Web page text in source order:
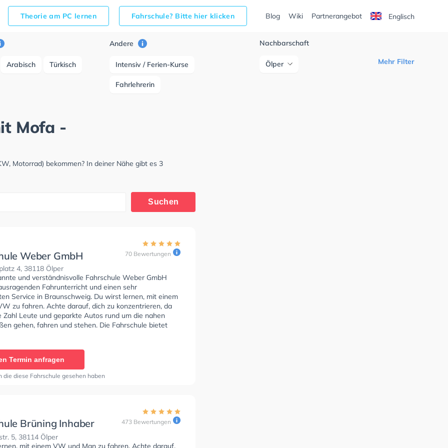
Theorie am PC lernen Fahrschule? Bitte hier klicken Blog Wiki Partnerangebot Englisch
Arabisch Türkisch
Andere
Intensiv / Ferien-Kurse
Fahrlehrerin
Nachbarschaft
Ölper Mehr Filter
Mofa -
Motorrad) bekommen? In deiner Nähe gibt es 3
Suchen
Weber GmbH
4, 38118 Ölper
70 Bewertungen
und verständnisvolle Fahrschule Weber GmbH
Fahrunterricht und einen sehr
Service in Braunschweig. Du wirst lernen, mit einem
zu fahren. Achte darauf, dich zu konzentrieren, da
Zahl Leute und geparkte Autos rund um die nahen
gehen, fahren und stehen. Die Fahrschule bietet
Bedingungen um deine Klasse A1, Klasse B,
Klasse C1E, Klasse C, Klasse CE, Klasse L, Klasse T
- Prüfbescheinigung zu erhalten. In der Fahrschule
Sie können einen Termin online anfragen.
Termin anfragen
die diese Fahrschule gesehen haben
Brüning Inhaber
5, 38114 Ölper
473 Bewertungen
mit einem VW und Man zu fahren. Achte darauf,